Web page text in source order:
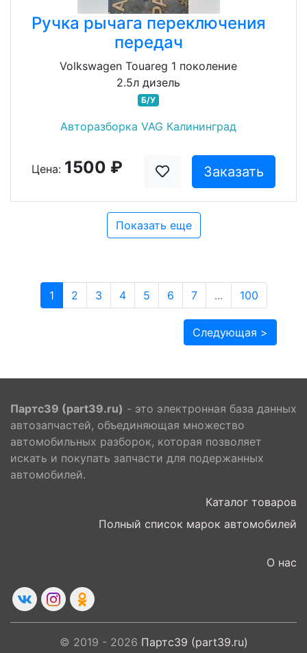
Ручка рычага переключения
передач
Volkswagen Touareg 1 поколение
2.5л дизель
Б/У
Авторазборка VAG Калининград
Цена: 1500 ₽ Заказать
Показать еще
1 2 3 4 5 6 7 ... 100
Следующая >
Партс39 (part39.ru) - это электронная база данных
автозапчастей, объединяющая множество
автомобильных разборок, которая позволяет
искать и покупать запчасти для подержанных
автомобилей.
Каталог товаров
Полный список марок автомобилей
О нас
© 2019 - 2026 Партс39 (part39.ru)